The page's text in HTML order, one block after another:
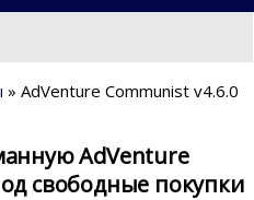
» AdVenture Communist v4.6.0
AdVenture
свободные покупки